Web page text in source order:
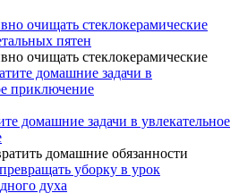
очищать стеклокерамические
пятен
очищать стеклокерамические
домашние задачи в увлекательное
домашние обязанности